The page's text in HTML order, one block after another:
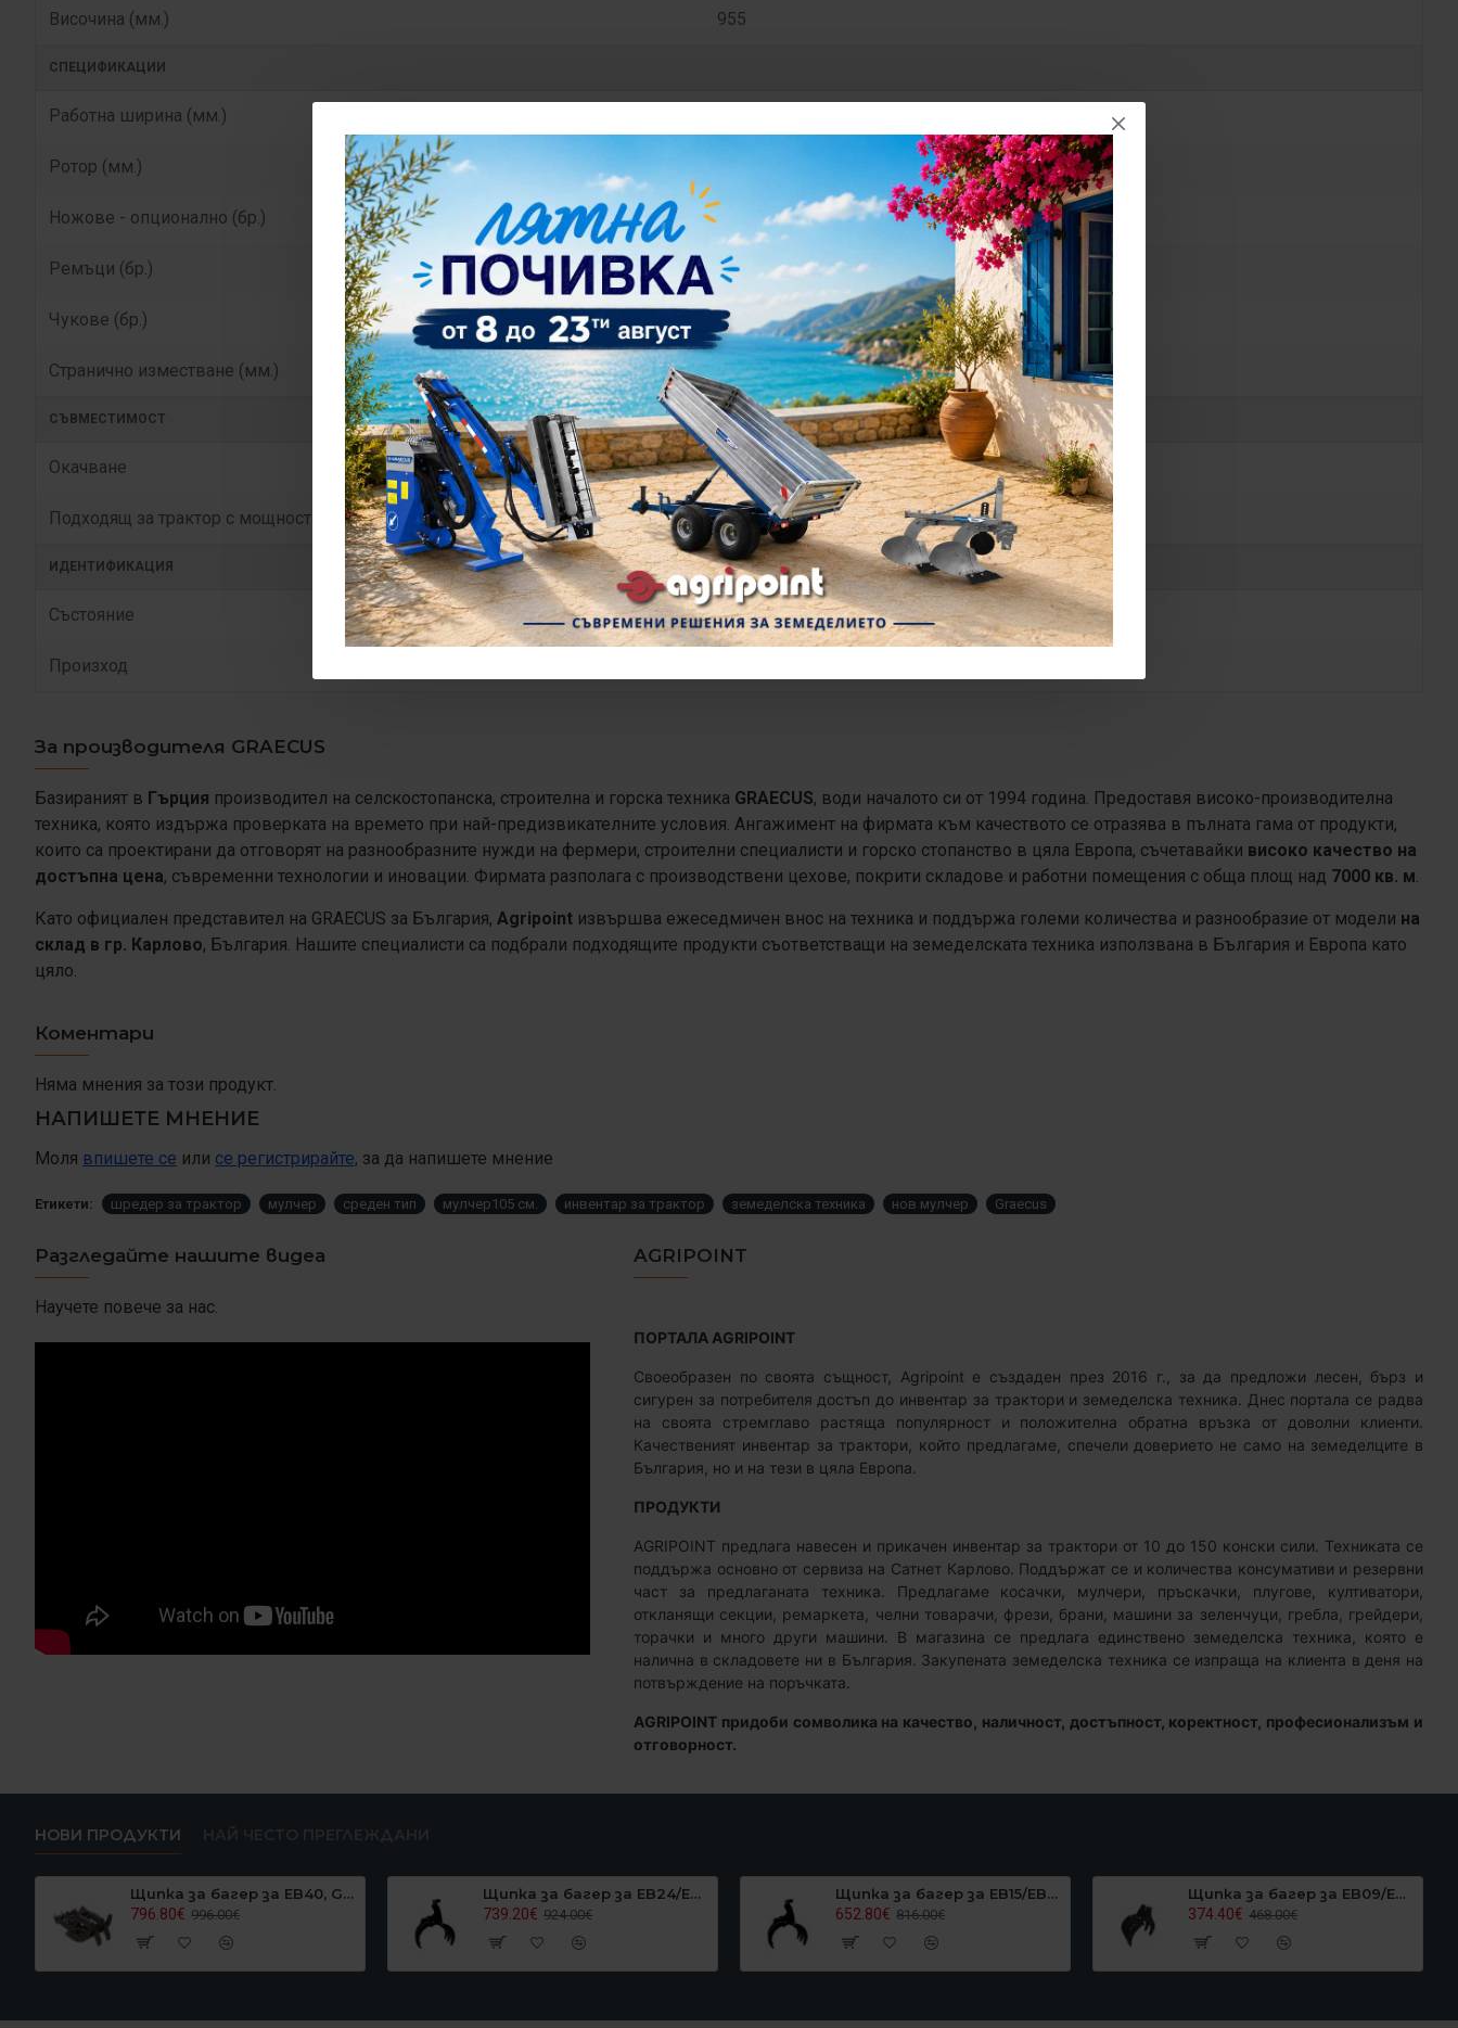
Височина (мм.) 955
СПЕЦИФИКАЦИИ
Работна ширина (мм.)
Ротор (мм.) 108*8
Ножове - опционално (бр.)
Ремъци (бр.) 3
Чукове (бр.) 16
Странично изместване (мм.) <-- 510 || 540 -->
СЪВМЕСТИМОСТ
Окачване Универсално, 3-точково, кат. I (19.0-22.0 мм.)
Подходящ за трактор с мощност над (к.с.) 15
ИДЕНТИФИКАЦИЯ
Състояние нов
Произход
За производителя GRAECUS
Базираният в Гърция производител на селскостопанска, строителна и горска техника GRAECUS, води началото си от 1994 година. Предоставя високо-производителна
техника, която издържа проверката на времето при най-предизвикателните условия. Ангажимент на фирмата към качеството се отразява в пълната гама от продукти,
които са проектирани да отговорят на разнообразните нужди на фермери, строителни специалисти и горско стопанство в цяла Европа, съчетавайки високо качество на
достъпна цена, съвременни технологии и иновации. Фирмата разполага с производствени цехове, покрити складове и работни помещения с обща площ над 7000 кв. м.
Като официален представител на GRAECUS за България, Agripoint извършва ежеседмичен внос на техника и поддържа големи количества и разнообразие от модели на
склад в гр. Карлово, България. Нашите специалисти са подбрали подходящите продукти съответстващи на земеделската техника използвана в България и Европа като
цяло.
Коментари
Няма мнения за този продукт.
НАПИШЕТЕ МНЕНИЕ
Моля впишете се или се регистрирайте, за да напишете мнение
Етикети: шредер за трактор мулчер среден тип мулчер105 см. инвентар за трактор земеделска техника нов мулчер Graecus
Разгледайте нашите видеа
Научете повече за нас.
AGRIPOINT
ПОРТАЛА AGRIPOINT
Своеобразен по своята същност, Agripoint е създаден през 2016 г., за да предложи лесен, бърз и
сигурен за потребителя достъп до инвентар за трактори и земеделска техника. Днес портала се радва
на своята стремглаво растяща популярност и положителна обратна връзка от доволни клиенти.
Качественият инвентар за трактори, който предлагаме, спечели доверието не само на земеделците в
България, но и на тези в цяла Европа.
ПРОДУКТИ
AGRIPOINT предлага навесен и прикачен инвентар за трактори от 10 до 150 конски сили. Техниката се
поддържа основно от сервиза на Сатнет Карлово. Поддържат се и количества консумативи и резервни
част за предлаганата техника. Предлагаме косачки, мулчери, пръскачки, плугове, култиватори,
откланящи секции, ремаркета, челни товарачи, фрези, брани, машини за зеленчуци, гребла, грейдери,
торачки и много други машини. В магазина се предлага единствено земеделска техника, която е
налична в складовете ни в България. Закупената земеделска техника се изпраща на клиента в деня на
потвърждение на поръчката.
AGRIPOINT придоби сомволика на качество, наличност, достъпност, коректност, професионализъм и
отговорност.
НОВИ ПРОДУКТИ
Щипка за багер за EB40, Graecus EB40GRAPPLER
796.80€ 996.00€
Щипка за багер за EB24/EB27, Graecus EB27GRAPPLER
739.20€ 924.00€
Щипка за багер за EB15/EB16/EB17/EB20, Graecus EB15GRAPPER
652.80€ 816.00€
Щипка за багер за EB09/EB10/EB12, Graecus EB10GRAPPLER
374.40€ 468.00€